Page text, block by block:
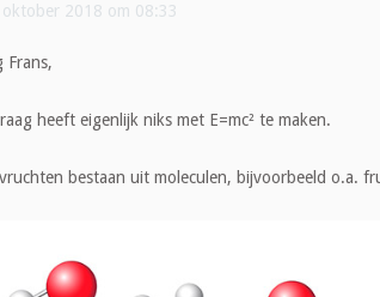
2018 om 08:33
Frans,
heeft eigenlijk niks met E=mc² te maken.
bestaan uit moleculen, bijvoorbeeld o.a.